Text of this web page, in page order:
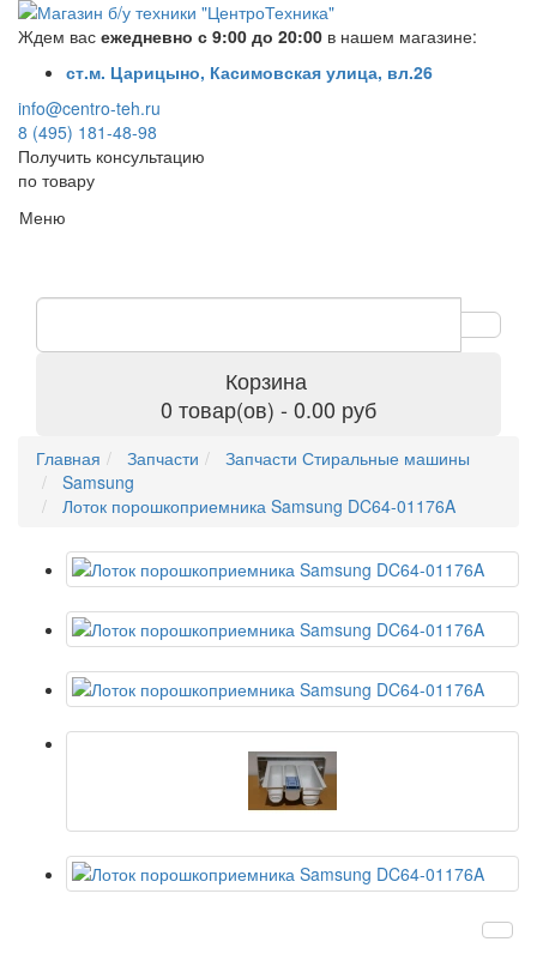
Ждем вас ежедневно с 9:00 до 20:00 в нашем магазине:
ст.м. Царицыно, Касимовская улица, вл.26
info@centro-teh.ru
8 (495) 181-48-98
Получить консультацию
по товару
Меню
Корзина
0 товар(ов) - 0.00 руб
Главная Запчасти
Запчасти Стиральные машины
Samsung
Лоток порошкоприемника Samsung DC64-01176A